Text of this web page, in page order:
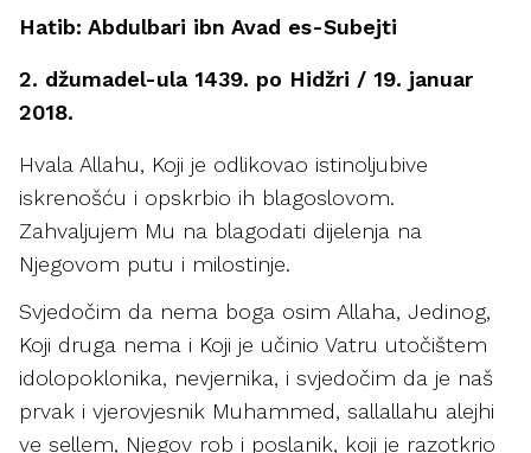
Hatib: Abdulbari ibn Avad es-Subejti
2. džumadel-ula 1439. po Hidžri / 19. januar
2018.
Hvala Allahu, Koji je odlikovao istinoljubive
iskrenošću i opskrbio ih blagoslovom.
Zahvaljujem Mu na blagodati dijelenja na
Njegovom putu i milostinje.
Svjedočim da nema boga osim Allaha, Jedinog,
Koji druga nema i Koji je učinio Vatru utočištem
idolopoklonika, nevjernika, i svjedočim da je naš
prvak i vjerovjesnik Muhammed, sallallahu alejhi
ve sellem, Njegov rob i poslanik, koji je razotkrio